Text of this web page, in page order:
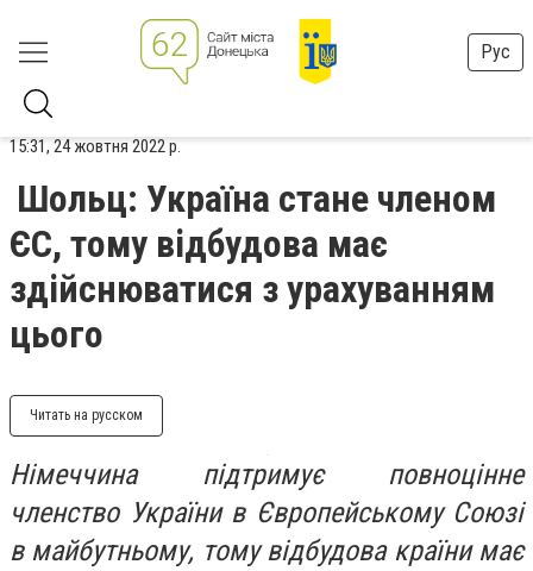
Рус
15:31, 24 жовтня 2022 р.
Шольц: Україна стане членом
ЄС, тому відбудова має
здійснюватися з урахуванням
цього
Читать на русском
Німеччина підтримує повноцінне
членство України в Європейському Союзі
в майбутньому, тому відбудова країни має